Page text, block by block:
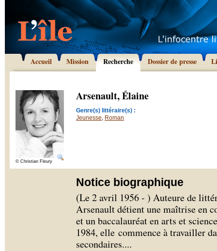
Accueil Mission Recherche Dossier de presse
© Christian Fleury
Arsenault, Élaine
Genre(s) littéraire(s) :
Jeunesse, Roman
Notice biographique
(Le 2 avril 1956 - ) Auteure de
Arsenault détient une maîtrise en
et un baccalauréat en arts et
1984, elle commence à travailler
secondaires....